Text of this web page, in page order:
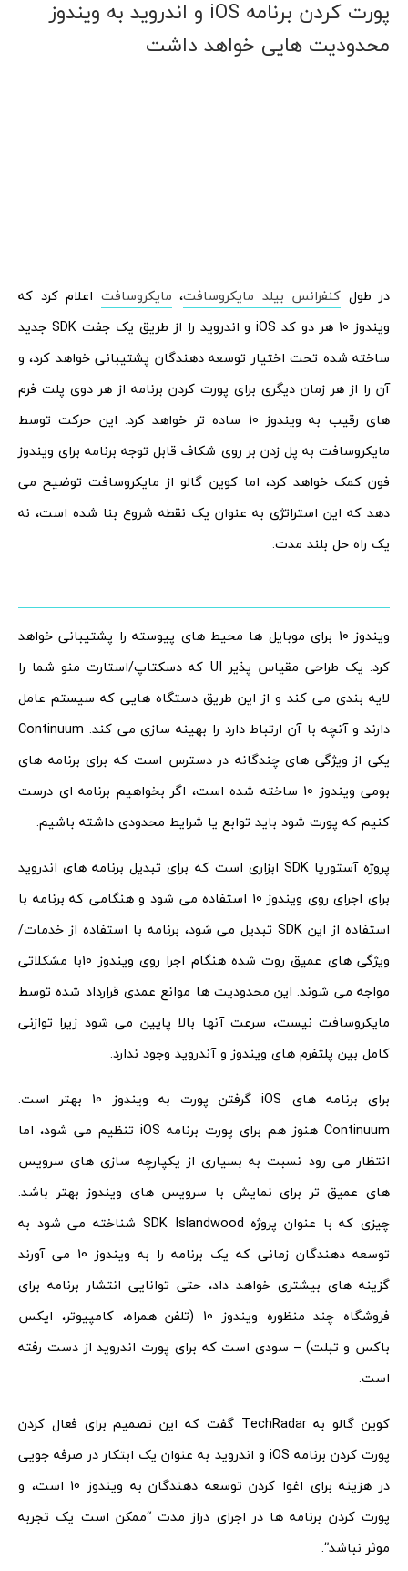
پورت کردن برنامه iOS و اندروید به ویندوز
محدودیت هایی خواهد داشت
در طول کنفرانس بیلد مایکروسافت، مایکروسافت اعلام کرد که
ویندوز 10 هر دو کد iOS و اندروید را از طریق یک جفت SDK جدید
ساخته شده تحت اختیار توسعه دهندگان پشتیبانی خواهد کرد، و
آن را از هر زمان دیگری برای پورت کردن برنامه از هر دوی پلت فرم
های رقیب به ویندوز 10 ساده تر خواهد کرد. این حرکت توسط
مایکروسافت به پل زدن بر روی شکاف قابل توجه برنامه برای ویندوز
فون کمک خواهد کرد، اما کوین گالو از مایکروسافت توضیح می
دهد که این استراتژی به عنوان یک نقطه شروع بنا شده است، نه
یک راه حل بلند مدت.
ویندوز 10 برای موبایل ها محیط های پیوسته را پشتیبانی خواهد
کرد. یک طراحی مقیاس پذیر UI که دسکتاپ/استارت منو شما را
لایه بندی می کند و از این طریق دستگاه هایی که سیستم عامل
دارند و آنچه با آن ارتباط دارد را بهینه سازی می کند. Continuum
یکی از ویژگی های چندگانه در دسترس است که برای برنامه های
بومی ویندوز 10 ساخته شده است، اگر بخواهیم برنامه ای درست
کنیم که پورت شود باید توابع یا شرایط محدودی داشته باشیم.
پروژه آستوریا SDK ابزاری است که برای تبدیل برنامه های اندروید
برای اجرای روی ویندوز 10 استفاده می شود و هنگامی که برنامه با
استفاده از این SDK تبدیل می شود، برنامه با استفاده از خدمات/
ویژگی های عمیق روت شده هنگام اجرا روی ویندوز 10با مشکلاتی
مواجه می شوند. این محدودیت ها موانع عمدی قرارداد شده توسط
مایکروسافت نیست، سرعت آنها بالا پایین می شود زیرا توازنی
کامل بین پلتفرم های ویندوز و آندروید وجود ندارد.
برای برنامه های iOS گرفتن پورت به ویندوز 10 بهتر است.
Continuum هنوز هم برای پورت برنامه iOS تنظیم می شود، اما
انتظار می رود نسبت به بسیاری از یکپارچه سازی های سرویس
های عمیق تر برای نمایش با سرویس های ویندوز بهتر باشد.
چیزی که با عنوان پروژه SDK Islandwood شناخته می شود به
توسعه دهندگان زمانی که یک برنامه را به ویندوز 10 می آورند
گزینه های بیشتری خواهد داد، حتی توانایی انتشار برنامه برای
فروشگاه چند منظوره ویندوز 10 (تلفن همراه، کامپیوتر، ایکس
باکس و تبلت) – سودی است که برای پورت اندروید از دست رفته
است.
کوین گالو به TechRadar گفت که این تصمیم برای فعال کردن
پورت کردن برنامه iOS و اندروید به عنوان یک ابتکار در صرفه جویی
در هزینه برای اغوا کردن توسعه دهندگان به ویندوز 10 است، و
پورت کردن برنامه ها در اجرای دراز مدت “ممکن است یک تجربه
موثر نباشد”.